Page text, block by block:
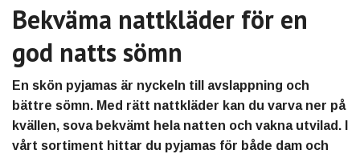
Bekväma nattkläder för en
god natts sömn
En skön pyjamas är nyckeln till avslappning och
bättre sömn. Med rätt nattkläder kan du varva ner på
kvällen, sova bekvämt hela natten och vakna utvilad. I
vårt sortiment hittar du pyjamas för både dam och